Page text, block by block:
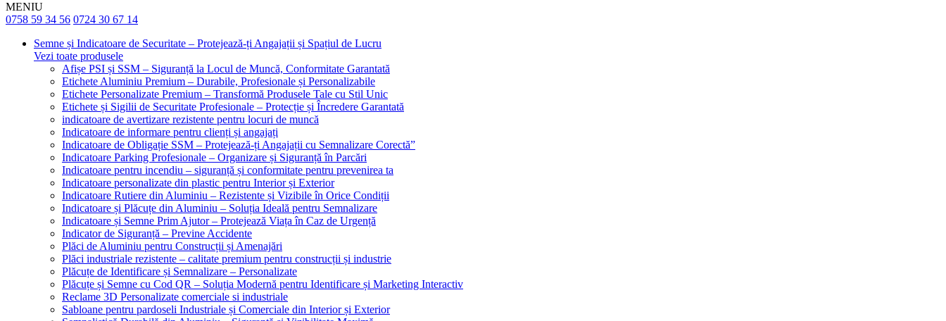
MENIU
0758 59 34 56 0724 30 67 14
Semne și Indicatoare de Securitate – Protejează-ți Angajații și Spațiul de Lucru
Vezi toate produsele
Afișe PSI și SSM – Siguranță la Locul de Muncă, Conformitate Garantată
Etichete Aluminiu Premium – Durabile, Profesionale și Personalizabile
Etichete Personalizate Premium – Transformă Produsele Tale cu Stil Unic
Etichete și Sigilii de Securitate Profesionale – Protecție și Încredere Garantată
indicatoare de avertizare rezistente pentru locuri de muncă
Indicatoare de informare pentru clienți și angajați
Indicatoare de Obligație SSM – Protejează-ți Angajații cu Semnalizare Corectă”
Indicatoare Parking Profesionale – Organizare și Siguranță în Parcări
Indicatoare pentru incendiu – siguranță și conformitate pentru prevenirea ta
Indicatoare personalizate din plastic pentru Interior și Exterior
Indicatoare Rutiere din Aluminiu – Rezistente și Vizibile în Orice Condiții
Indicatoare și Plăcuțe din Aluminiu – Soluția Ideală pentru Semnalizare
Indicatoare și Semne Prim Ajutor – Protejează Viața în Caz de Urgență
Indicator de Siguranță – Previne Accidente
Plăci de Aluminiu pentru Construcții și Amenajări
Plăci industriale rezistente – calitate premium pentru construcții și industrie
Plăcuțe de Identificare și Semnalizare – Personalizate
Plăcuțe și Semne cu Cod QR – Soluția Modernă pentru Identificare și Marketing Interactiv
Reclame 3D Personalizate comerciale si industriale
Sabloane pentru pardoseli Industriale și Comerciale din Interior și Exterior